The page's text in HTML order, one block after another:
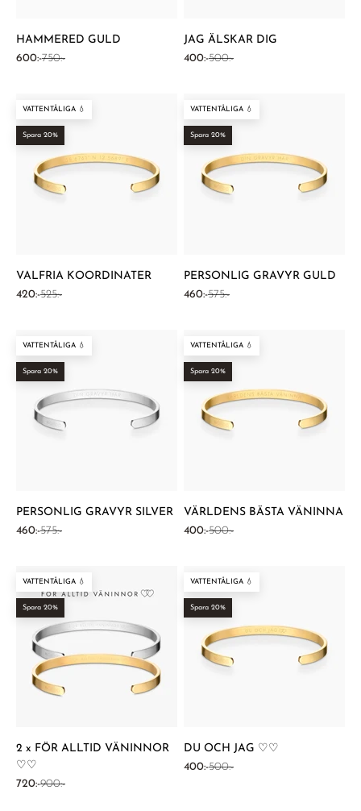
HAMMERED GULD
REA-pris
600:-Pris
750:-
JAG ÄLSKAR DIG
REA-pris
400:-Pris
500:-
VATTENTÅLIGA 💧
Spara 20%
VALFRIA KOORDINATER
REA-pris
420:-Pris
525:-
VATTENTÅLIGA 💧
Spara 20%
PERSONLIG GRAVYR GULD
REA-pris
460:-Pris
575:-
VATTENTÅLIGA 💧
Spara 20%
PERSONLIG GRAVYR SILVER
REA-pris
460:-Pris
575:-
VATTENTÅLIGA 💧
Spara 20%
VÄRLDENS BÄSTA VÄNINNA
REA-pris
400:-Pris
500:-
VATTENTÅLIGA 💧
Spara 20%
2 x FÖR ALLTID VÄNINNOR
♡♡
REA-pris
720:-Pris
900:-
VATTENTÅLIGA 💧
Spara 20%
DU OCH JAG ♡♡
REA-pris
400:-Pris
500:-